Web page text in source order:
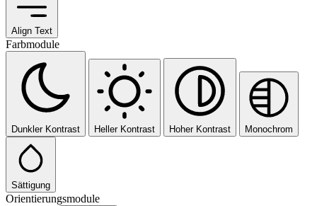
Align Text
Farbmodule
Dunkler Kontrast Heller Kontrast Hoher Kontrast Monochrom
Sättigung
Orientierungsmodule